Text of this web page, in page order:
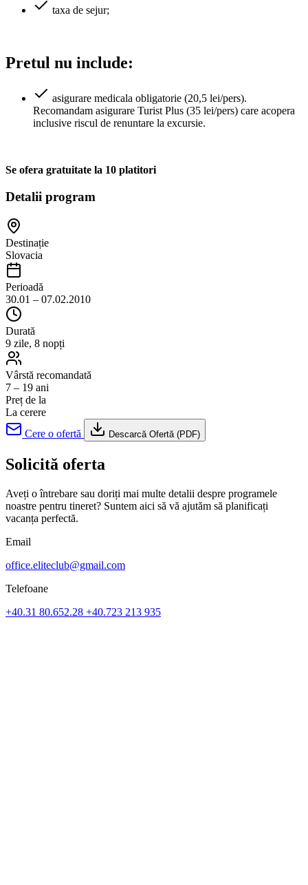
taxa de sejur;
Pretul nu include:
asigurare medicala obligatorie (20,5 lei/pers).
Recomandam asigurare Turist Plus (35 lei/pers) care acopera
inclusive riscul de renuntare la excursie.
Se ofera gratuitate la 10 platitori
Detalii program
Destinație
Slovacia
Perioadă
30.01 – 07.02.2010
Durată
9 zile, 8 nopți
Vârstă recomandată
7 – 19 ani
Preț de la
La cerere
Cere o ofertă
Descarcă Ofertă (PDF)
Solicită oferta
Aveți o întrebare sau doriți mai multe detalii despre programele
noastre pentru tineret? Suntem aici să vă ajutăm să planificați
vacanța perfectă.
Email
office.eliteclub@gmail.com
Telefoane
+40.31 80.652.28 +40.723 213 935